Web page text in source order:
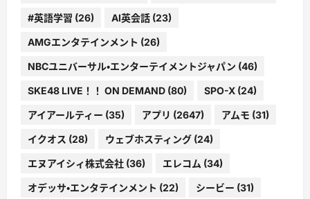
#英語学習 (26) AI英会話 (23)
AMGエンタテインメント (26)
NBCユニバーサル・エンターテイメントジャパン (46)
SKE48 LIVE！！ ON DEMAND (80) SPO-X (24)
アイアールティー (35) アプリ (2647) アムモ (31)
イクオス (28) ウェブホスティング (24)
エヌアイシィ株式会社 (36) エレコム (34)
オデッサ・エンタテインメント (22) シービー (31)